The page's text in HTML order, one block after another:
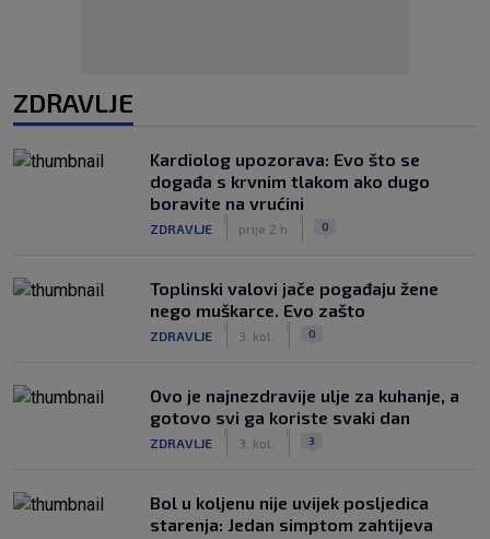
ZDRAVLJE
Kardiolog upozorava: Evo što se
događa s krvnim tlakom ako dugo
boravite na vrućini
ZDRAVLJE prije 2 h 0
Toplinski valovi jače pogađaju žene
nego muškarce. Evo zašto
ZDRAVLJE 3. kol. 0
Ovo je najnezdravije ulje za kuhanje, a
gotovo svi ga koriste svaki dan
ZDRAVLJE 3. kol. 3
Bol u koljenu nije uvijek posljedica
starenja: Jedan simptom zahtijeva